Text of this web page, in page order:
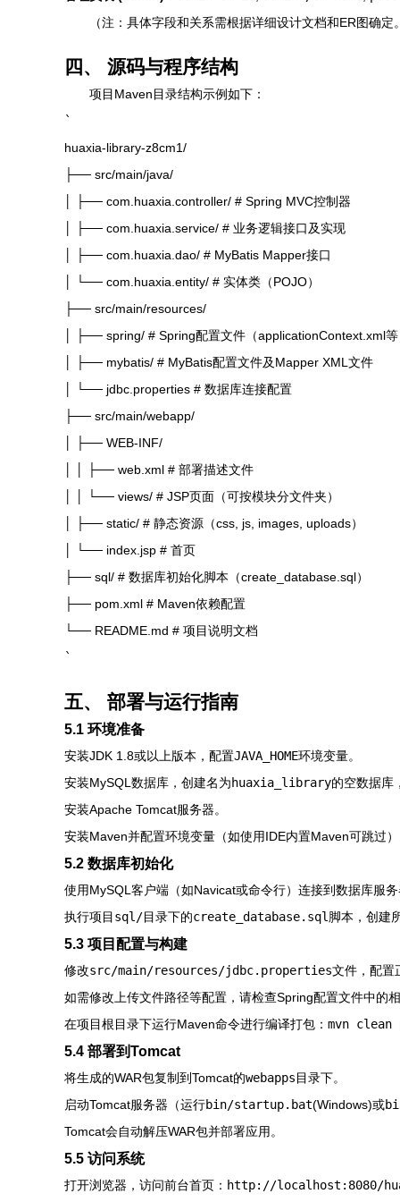
（注：具体字段和关系需根据详细设计文档和ER图确定
四、 源码与程序结构
项目Maven目录结构示例如下：
`
huaxia-library-z8cm1/
├── src/main/java/
│ ├── com.huaxia.controller/ # Spring MVC控制器
│ ├── com.huaxia.service/ # 业务逻辑接口及实现
│ ├── com.huaxia.dao/ # MyBatis Mapper接口
│ └── com.huaxia.entity/ # 实体类（POJO）
├── src/main/resources/
│ ├── spring/ # Spring配置文件（applicationContext.xml等
│ ├── mybatis/ # MyBatis配置文件及Mapper XML文件
│ └── jdbc.properties # 数据库连接配置
├── src/main/webapp/
│ ├── WEB-INF/
│ │ ├── web.xml # 部署描述文件
│ │ └── views/ # JSP页面（可按模块分文件夹）
│ ├── static/ # 静态资源（css, js, images, uploads）
│ └── index.jsp # 首页
├── sql/ # 数据库初始化脚本（create_database.sql）
├── pom.xml # Maven依赖配置
└── README.md # 项目说明文档
`
五、 部署与运行指南
5.1 环境准备
安装JDK 1.8或以上版本，配置JAVA_HOME环境变量。
安装MySQL数据库，创建名为huaxia_library的空数据库
安装Apache Tomcat服务器。
安装Maven并配置环境变量（如使用IDE内置Maven可跳过）
5.2 数据库初始化
使用MySQL客户端（如Navicat或命令行）连接到数据库服务
执行项目 sql/目录下的create_database.sql 脚本，创建
5.3 项目配置与构建
修改src/main/resources/jdbc.properties文件，配置
如需修改上传文件路径等配置，请检查Spring配置文件中的相
在项目根目录下运行Maven命令进行编译打包： mvn clean
5.4 部署到Tomcat
将生成的WAR包复制到Tomcat的webapps目录下。
启动Tomcat服务器（运行bin/startup.bat(Windows)或
Tomcat会自动解压WAR包并部署应用。
5.5 访问系统
打开浏览器，访问前台首页： http://localhost:8080/